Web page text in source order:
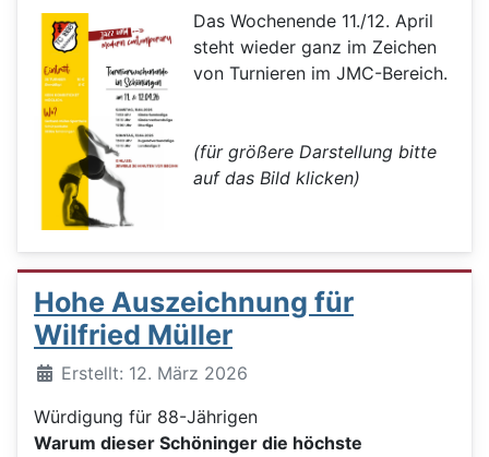
Das Wochenende 11./12. April
steht wieder ganz im Zeichen
von Turnieren im JMC-Bereich.
(für größere Darstellung bitte
auf das Bild klicken)
Hohe Auszeichnung für
Wilfried Müller
DetailsErstellt: 12. März 2026
Würdigung für 88-Jährigen
Warum dieser Schöninger die höchste